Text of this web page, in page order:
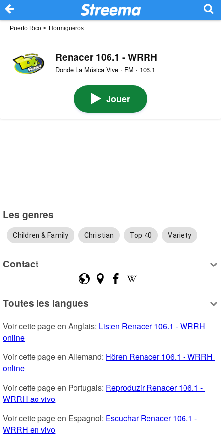
Puerto Rico > Hormigueros
Renacer 106.1 - WRRH
Donde La Música Vive · FM · 106.1
Jouer
Les genres
Children & Family Christian Top 40 Variety
Contact
Toutes les langues
Voir cette page en Anglais: Listen Renacer 106.1 - WRRH
online
Voir cette page en Allemand: Hören Renacer 106.1 - WRRH
online
Voir cette page en Portugais: Reproduzir Renacer 106.1 -
WRRH ao vivo
Voir cette page en Espagnol: Escuchar Renacer 106.1 -
WRRH en vivo